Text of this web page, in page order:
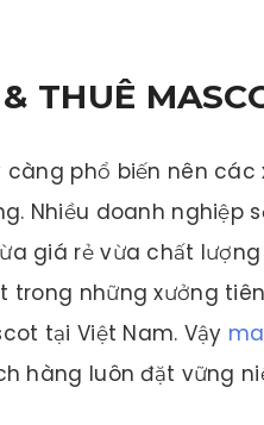
THUÊ
càng phổ biến nên
Nhiều doanh nghiệp
giá rẻ vừa chất
trong những xưởng
tại Việt Nam. Vậy
hàng luôn đặt vững